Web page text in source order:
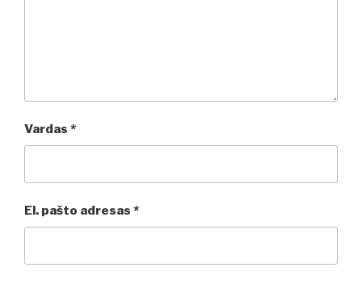
Vardas *
El. pašto adresas *